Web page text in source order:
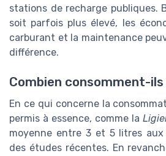
stations de recharge publiques.
soit parfois plus élevé, les
carburant et la maintenance
différence.
Combien consomment-
En ce qui concerne la
permis à essence, comme la
moyenne entre 3 et 5 litres aux
des études récentes. En